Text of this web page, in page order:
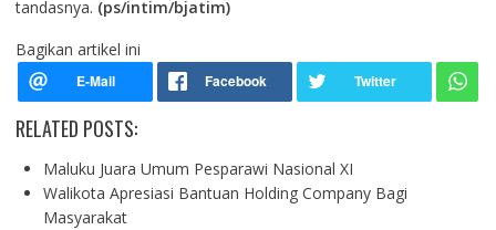
tandasnya. (ps/intim/bjatim)
Bagikan artikel ini
RELATED POSTS:
Maluku Juara Umum Pesparawi Nasional XI
Walikota Apresiasi Bantuan Holding Company Bagi
Masyarakat